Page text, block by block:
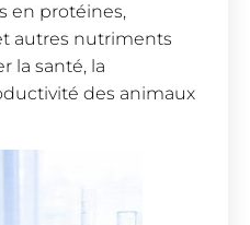
en protéines,
autres nutriments
la santé, la
des animaux